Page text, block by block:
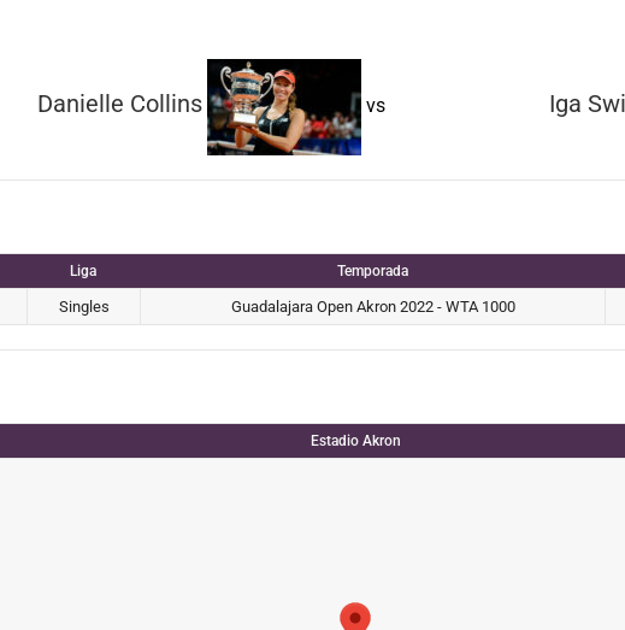
Danielle Collins vs Iga
Liga Temporada
Singles Guadalajara Open Akron 2022 - WTA 1000
Estadio Akron